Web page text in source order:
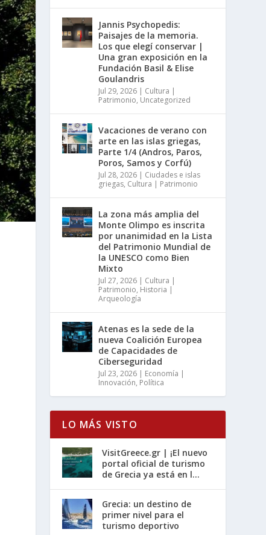
Jannis Psychopedis:
Paisajes de la memoria.
Los que elegí conservar |
Una gran exposición en la
Fundación Basil & Elise
Goulandris
Jul 29, 2026 | Cultura |
Patrimonio, Uncategorized
Vacaciones de verano con
arte en las islas griegas,
Parte 1/4 (Andros, Paros,
Poros, Samos y Corfú)
Jul 28, 2026 | Ciudades e islas
griegas, Cultura | Patrimonio
La zona más amplia del
Monte Olimpo es inscrita
por unanimidad en la Lista
del Patrimonio Mundial de
la UNESCO como Bien
Mixto
Jul 27, 2026 | Cultura |
Patrimonio, Historia |
Arqueología
Atenas es la sede de la
nueva Coalición Europea
de Capacidades de
Ciberseguridad
Jul 23, 2026 | Economía |
Innovación, Política
LO MÁS VISTO
VisitGreece.gr | ¡El nuevo
portal oficial de turismo
de Grecia ya está en l...
Grecia: un destino de
primer nivel para el
turismo deportivo